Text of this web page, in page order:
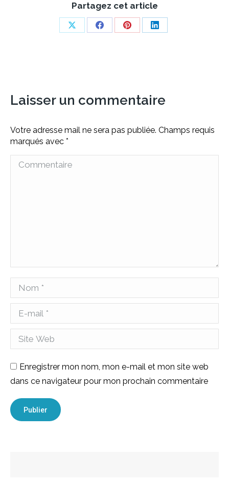
Partagez cet article
Share
Share
Share
Share
Laisser un commentaire
Votre adresse mail ne sera pas publiée. Champs requis
marqués avec *
Commentaire
Nom *
E-mail *
Site Web
Enregistrer mon nom, mon e-mail et mon site web
dans ce navigateur pour mon prochain commentaire
Publier